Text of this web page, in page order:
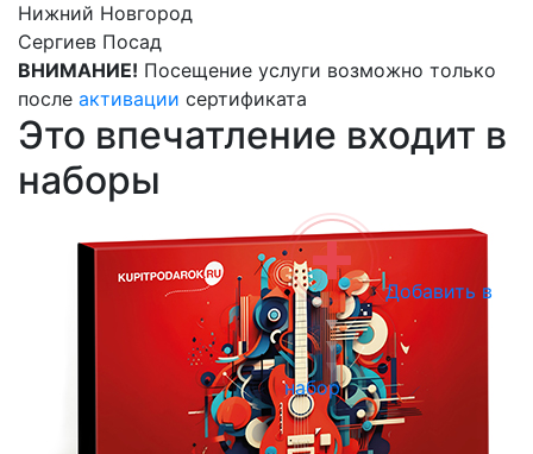
Нижний Новгород
Сергиев Посад
ВНИМАНИЕ! Посещение услуги возможно только
после активации сертификата
Это впечатление входит в
наборы
Добавить в
набор